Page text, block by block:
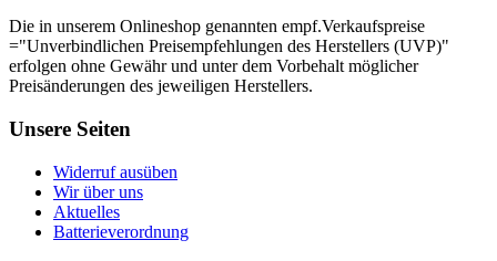
Die in unserem Onlineshop genannten empf.Verkaufspreise
="Unverbindlichen Preisempfehlungen des Herstellers (UVP)"
erfolgen ohne Gewähr und unter dem Vorbehalt möglicher
Preisänderungen des jeweiligen Herstellers.
Unsere Seiten
Widerruf ausüben
Wir über uns
Aktuelles
Batterieverordnung